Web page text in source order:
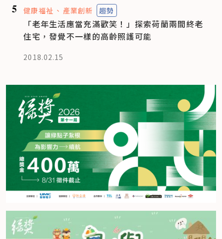
5 健康福祉 產業創新 趨勢
「老年生活應當充滿歡笑！」探索荷蘭兩間終老
住宅，發覺不一樣的高齡照護可能
2018.02.15